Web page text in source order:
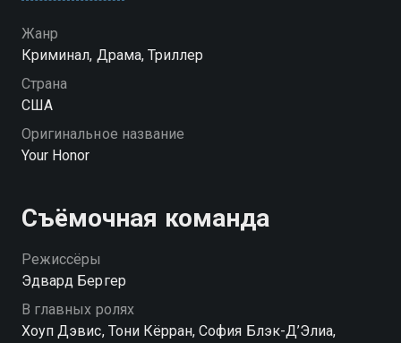
Жанр
Криминал, Драма, Триллер
Страна
США
Оригинальное название
Your Hоnor
Съёмочная команда
Режиссёры
Эдвард Бергер
В главных ролях
Хоуп Дэвис, Тони Кёрран, София Блэк-Д’Элиа,